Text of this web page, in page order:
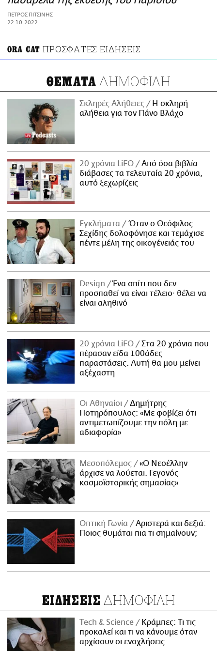
ΑΜΠΑ
PRINT
ΠΕΤΡΟΣ ΠΙΤΣΙΝΗΣ
22.10.2022
ΟRA CAT ΠΡΟΣΦΑΤΕΣ ΕΙΔΗΣΕΙΣ
ΘΕΜΑΤΑ ΔΗΜΟΦΙΛΗ
Σκληρές Αλήθειες
H σκληρή
αλήθεια για τον Πάνο Βλάχο
20 χρόνια LiFO
Από όσα βιβλία
διάβασες τα τελευταία 20 χρόνια,
αυτό ξεχωρίζεις
Εγκλήματα
Όταν ο Θεόφιλος
Σεχίδης δολοφόνησε και τεμάχισε
πέντε μέλη της οικογένειάς του
Design
Ένα σπίτι που δεν
προσπαθεί να είναι τέλειο· θέλει να
είναι αληθινό
20 χρόνια LiFO
Στα 20 χρόνια που
πέρασαν είδα 100άδες
παραστάσεις. Αυτή θα μου μείνει
αξέχαστη
Οι Αθηναίοι
Δημήτρης
Ποτηρόπουλος: «Με φοβίζει ότι
αντιμετωπίζουμε την πόλη με
αδιαφορία»
Μεσοπόλεμος
«Ο Νεοέλλην
άρχισε να λούεται. Γεγονός
κοσμοϊστορικής σημασίας»
Οπτική Γωνία
Αριστερά και δεξιά:
Ποιος θυμάται πια τι σημαίνουν;
ΕΙΔΗΣΕΙΣ ΔΗΜΟΦΙΛΗ
Τech & Science
Κράμπες: Τι τις
προκαλεί και τι να κάνουμε όταν
αρχίσουν οι ενοχλήσεις